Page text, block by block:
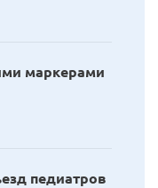
маркерами
педиатров